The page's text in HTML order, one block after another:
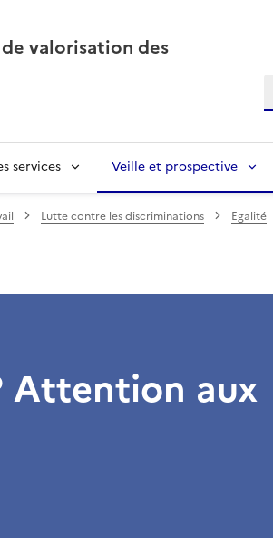
valorisation des
services Veille et prospective
Lutte contre les discriminations Egalité
Attention aux